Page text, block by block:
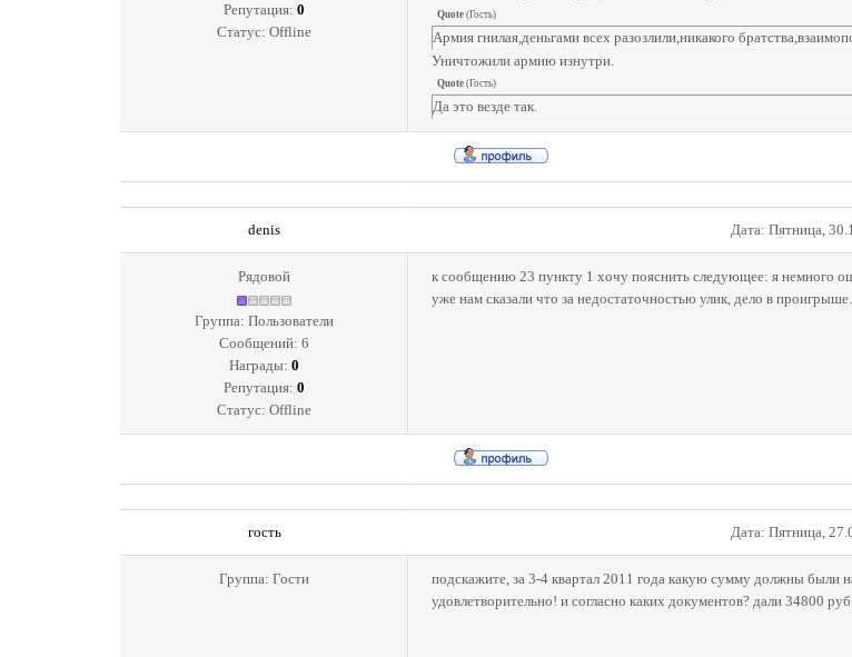
Репутация: 0
Статус: Offline
Quote (Гость)
Армия гнилая,деньгами всех разозлили,никакого
Уничтожили армию изнутри.
Quote (Гость)
Да это везде так.
denis Дата: Пятница,
Рядовой
Группа: Пользователи
Сообщений: 6
Награды: 0
Репутация: 0
Статус: Offline
к сообщению 23 пункту 1 хочу пояснить следующее: я немного
уже нам сказали что за недостаточностью улик, дело в проигрыше.
гость Дата: Пятница,
Группа: Гости
подскажите, за 3-4 квартал 2011 года какую сумму должны были
удовлетворительно! и согласно каких документов? дали 34800